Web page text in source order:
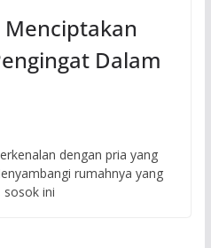
Dalam
dengan pria yang
rumahnya yang
sosok ini